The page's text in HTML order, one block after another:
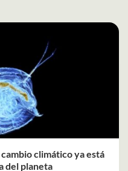
climático ya está
del planeta